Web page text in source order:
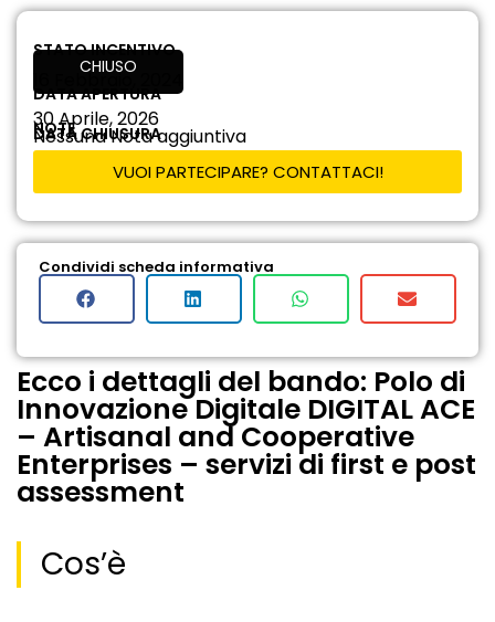
STATO INCENTIVO
CHIUSO
DATA APERTURA
DATA CHIUSURA
16 Febbraio, 2024
30 Aprile, 2026
NOTE
Nessuna Nota aggiuntiva
VUOI PARTECIPARE? CONTATTACI!
Condividi scheda informativa
Ecco i dettagli del bando: Polo di
Innovazione Digitale DIGITAL ACE
– Artisanal and Cooperative
Enterprises – servizi di first e post
assessment
Cos’è